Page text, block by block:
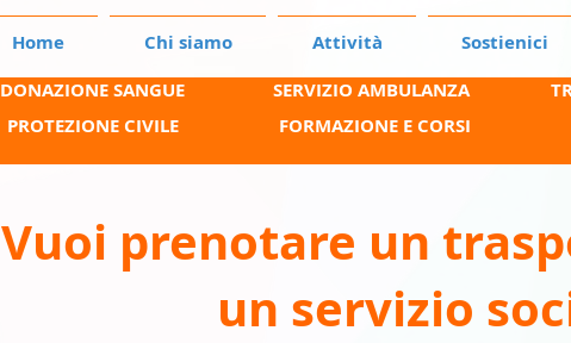
Home Chi siamo Attività Sostienici
PROTEZIONE CIVILE FORMAZIONE E CORSI
DONAZIONE SANGUE SERVIZIO AMBULANZA
Vuoi prenotare un
un servizio